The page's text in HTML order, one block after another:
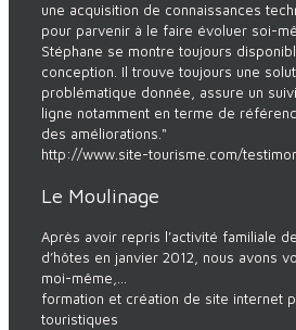
une acquisition de connaissances
pour parvenir à le faire évoluer soi-
Stéphane se montre toujours
conception. Il trouve toujours une
problématique donnée, assure un
ligne notamment en terme de
des améliorations."
http://www.site-tourisme.com/
Le Moulinage
Après avoir repris l’activité familiale
d’hôtes en janvier 2012, nous avons
moi-même,...
formation et création de site internet
touristiques